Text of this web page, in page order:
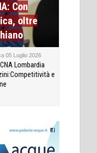
Con
oltre
05 Luglio 2026
Lombardia
e